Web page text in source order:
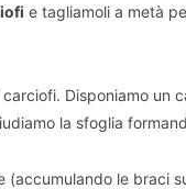
e tagliamoli a metà
Disponiamo un
la sfoglia
le braci